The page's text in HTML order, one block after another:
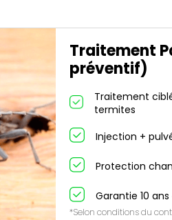
Traitement
préventif)
Traitement
termites
Injection +
Protection
Garantie 10
*Selon conditions du